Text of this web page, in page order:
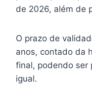
de 2026, além de
O prazo de
anos, contado da
final, podendo ser
igual.